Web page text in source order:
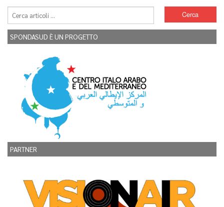
SPONDASUD È UN PROGETTO
PARTNER